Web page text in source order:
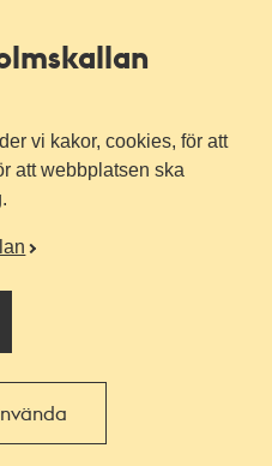
vi kakor, cookies, för att
att webbplatsen ska